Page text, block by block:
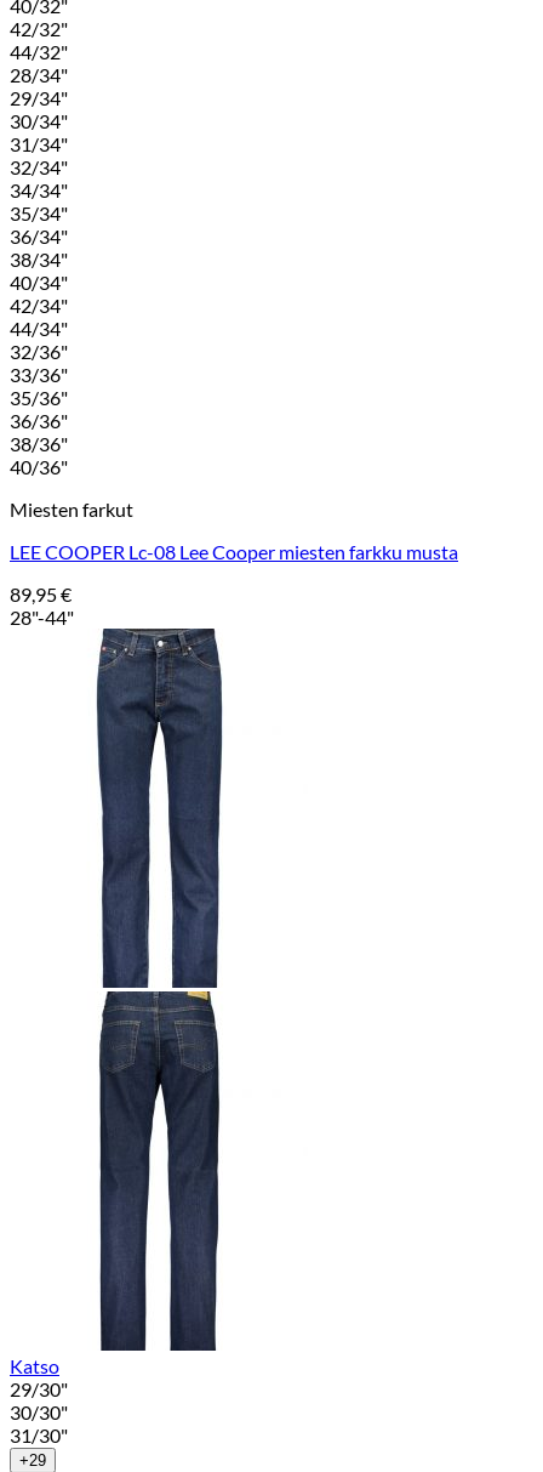
40/32"
42/32"
44/32"
28/34"
29/34"
30/34"
31/34"
32/34"
34/34"
35/34"
36/34"
38/34"
40/34"
42/34"
44/34"
32/36"
33/36"
35/36"
36/36"
38/36"
40/36"
Miesten farkut
LEE COOPER Lc-08 Lee Cooper miesten farkku musta
89,95€
28"-44"
Katso
29/30"
30/30"
31/30"
+29